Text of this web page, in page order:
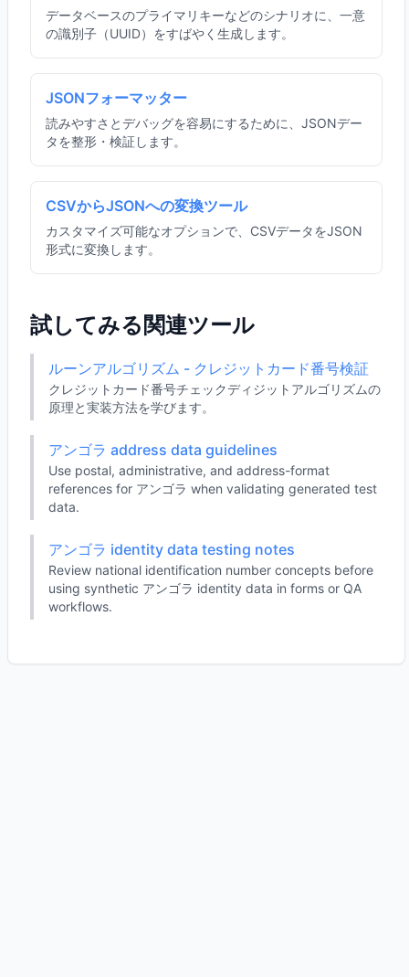
データベースのプライマリキーなどのシナリオに、一意
の識別子（UUID）をすばやく生成します。
JSONフォーマッター
読みやすさとデバッグを容易にするために、JSONデー
タを整形・検証します。
CSVからJSONへの変換ツール
カスタマイズ可能なオプションで、CSVデータをJSON
形式に変換します。
試してみる関連ツール
ルーンアルゴリズム - クレジットカード番号検証
クレジットカード番号チェックディジットアルゴリズムの
原理と実装方法を学びます。
アンゴラ address data guidelines
Use postal, administrative, and address-format
references for アンゴラ when validating generated test
data.
アンゴラ identity data testing notes
Review national identification number concepts before
using synthetic アンゴラ identity data in forms or QA
workflows.